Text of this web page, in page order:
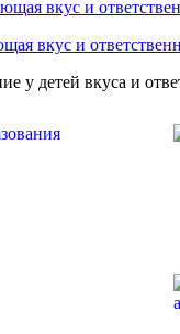
вкус и
у детей вкуса и